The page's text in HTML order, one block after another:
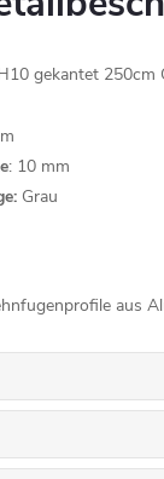
gekantet 250cm
: 10 mm
Grau
aus